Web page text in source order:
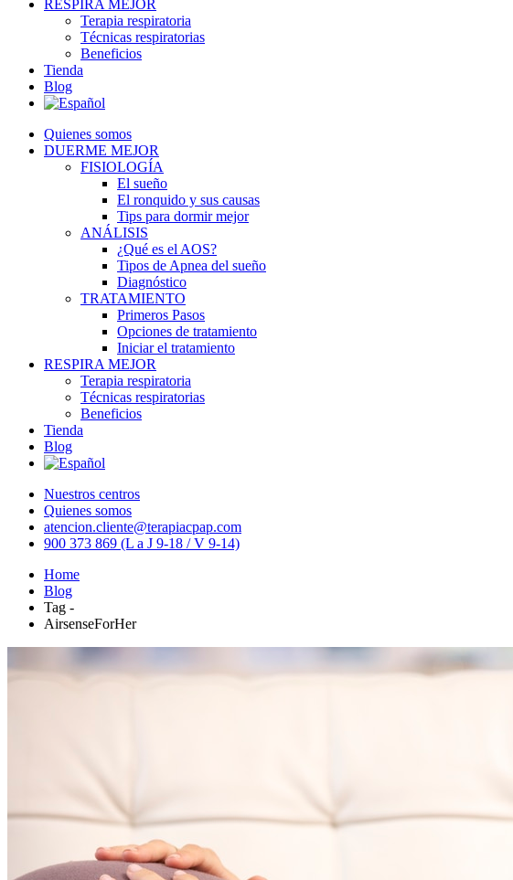
RESPIRA MEJOR
Terapia respiratoria
Técnicas respiratorias
Beneficios
Tienda
Blog
Quienes somos
DUERME MEJOR
FISIOLOGÍA
El sueño
El ronquido y sus causas
Tips para dormir mejor
ANÁLISIS
¿Qué es el AOS?
Tipos de Apnea del sueño
Diagnóstico
TRATAMIENTO
Primeros Pasos
Opciones de tratamiento
Iniciar el tratamiento
RESPIRA MEJOR
Terapia respiratoria
Técnicas respiratorias
Beneficios
Tienda
Blog
Nuestros centros
Quienes somos
atencion.cliente@terapiacpap.com
900 373 869 (L a J 9-18 / V 9-14)
Home
Blog
Tag -
AirsenseForHer